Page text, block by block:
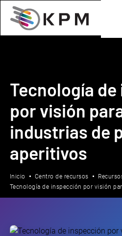
Tecnología
por visión
industrias de
aperitivos
Inicio Centro de recursos
Tecnología de inspección por visión